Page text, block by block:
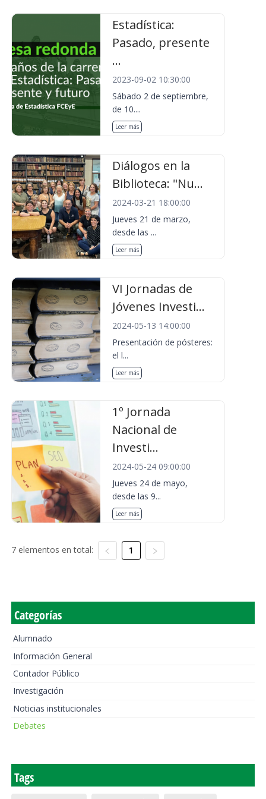
Estadística:
Pasado, presente
...
2023-09-02 10:30:00
Sábado 2 de septiembre,
de 10....
Leer más
Diálogos en la
Biblioteca: "Nu...
2024-03-21 18:00:00
Jueves 21 de marzo,
desde las ...
Leer más
VI Jornadas de
Jóvenes Investi...
2024-05-13 14:00:00
Presentación de pósteres:
el l...
Leer más
1º Jornada
Nacional de
Investi...
2024-05-24 09:00:00
Jueves 24 de mayo,
desde las 9...
Leer más
7 elementos en total: 1
Categorías
Alumnado
Información General
Contador Público
Investigación
Noticias institucionales
Debates
Tags